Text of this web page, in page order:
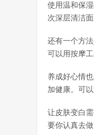
使用温和保
次深层清洁
还有一个方
可以用按摩
养成好心情
加健康。可
让皮肤变白
要你认真去